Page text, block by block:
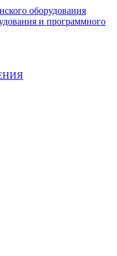
оборудования
и программного